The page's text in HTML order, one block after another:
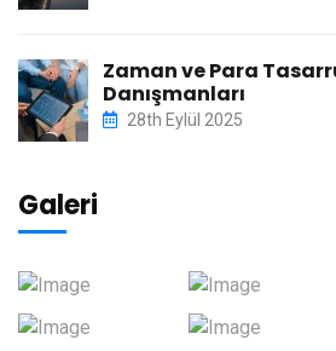
Zaman ve Para
Danışmanları
28th Eylül 2025
Galeri